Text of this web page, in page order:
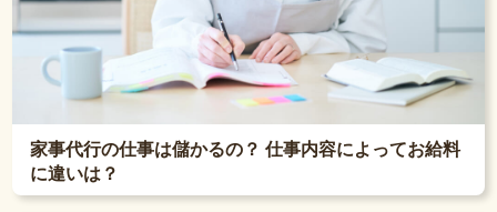
家事代行の仕事は儲かるの？ 仕事内容によってお給料
に違いは？